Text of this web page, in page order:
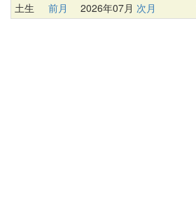
土生 前月 2026年07月 次月